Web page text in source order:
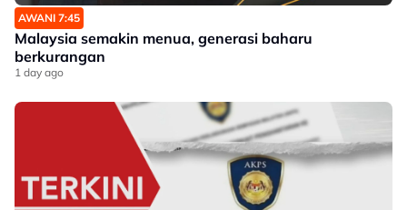
AWANI 7:45
Malaysia semakin menua, generasi baharu
berkurangan
1 day ago